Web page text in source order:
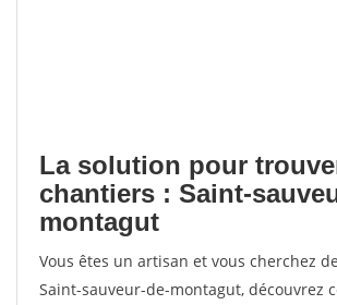
La solution pour
chantiers : Saint-
montagut
Vous êtes un artisan et vous cherchez
Saint-sauveur-de-montagut, découvrez